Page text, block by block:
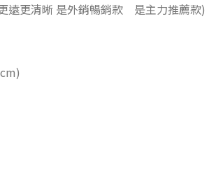
更清晰 是外銷暢銷款 是主力推薦款)